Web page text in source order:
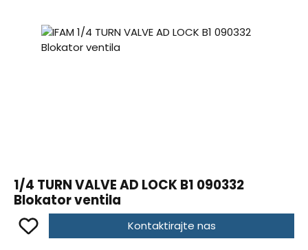
1/4 TURN VALVE AD LOCK B1 090332
Blokator ventila
Kontaktirajte nas